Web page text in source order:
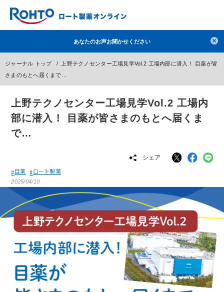
アゼライン酸 ハイドロキノン レチノール
洗顔 数量限定
ブランドから探す
成分から探す 注目の商品 を見る
ポイント交換品 を見る お問い合わせ
検索
ログイン / 新規会員登録
あなたのお声お聞かせください
ジャーナル トップ
上野テクノセンター工場見学Vol.2 工場内部に潜入！ 目薬が皆
さまのもとへ届くまで…
上野テクノセンター工場見学Vol.2 工場内
部に潜入！ 目薬が皆さまのもとへ届くま
で…
シェア
目薬 ロート製薬
2025/04/10